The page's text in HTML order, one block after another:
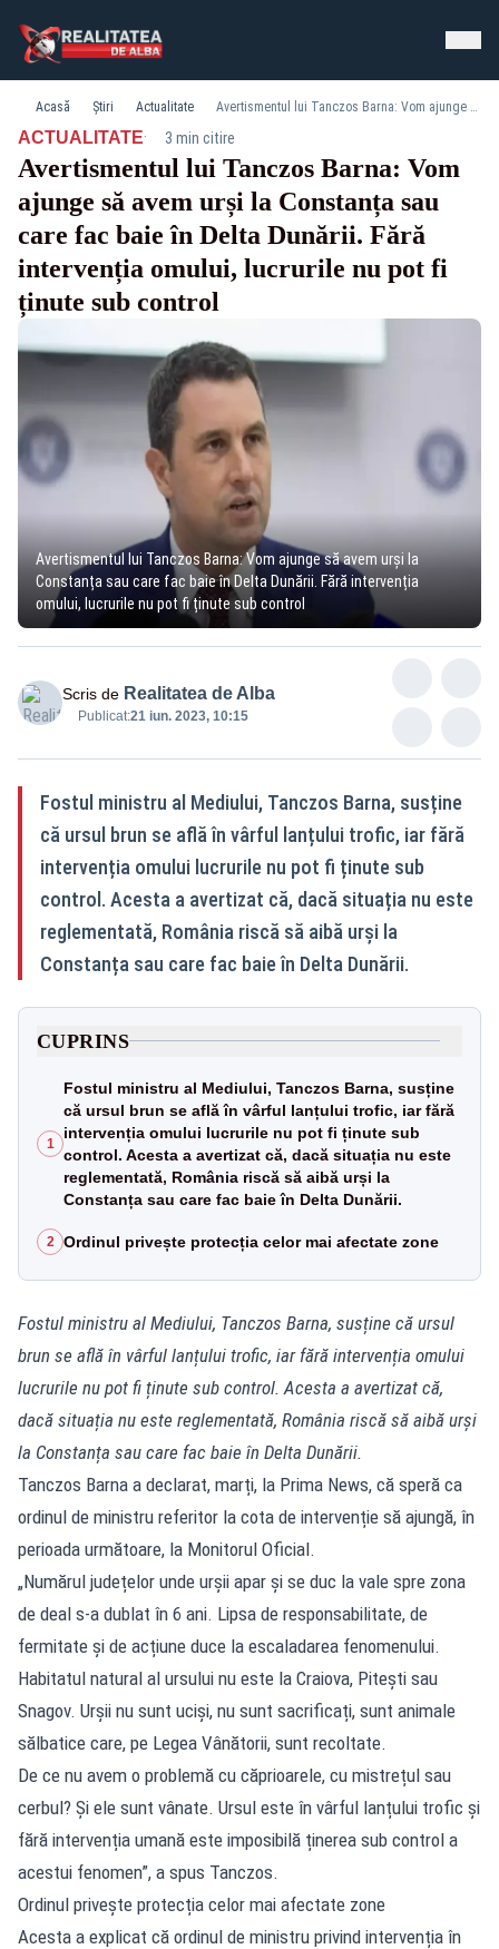
Acasă Știri Actualitate Avertismentul lui Tanczos Barna: Vom ajunge să avem urși la Constanța sau care fac baie în Delta Dunării. Fără intervenția omului, lucrurile nu pot fi ținute sub control
ACTUALITATE· 3 min citire
Avertismentul lui Tanczos Barna: Vom
ajunge să avem urși la Constanța sau
care fac baie în Delta Dunării. Fără
intervenția omului, lucrurile nu pot fi
ținute sub control
Avertismentul lui Tanczos Barna: Vom ajunge să avem urși la
Constanța sau care fac baie în Delta Dunării. Fără intervenția
omului, lucrurile nu pot fi ținute sub control
Scris de Realitatea de Alba
Publicat:21 iun. 2023, 10:15
Fostul ministru al Mediului, Tanczos Barna, susține
că ursul brun se află în vârful lanțului trofic, iar fără
intervenția omului lucrurile nu pot fi ținute sub
control. Acesta a avertizat că, dacă situația nu este
reglementată, România riscă să aibă urși la
Constanța sau care fac baie în Delta Dunării.
CUPRINS
1
Fostul ministru al Mediului, Tanczos Barna, susține
că ursul brun se află în vârful lanțului trofic, iar fără
intervenția omului lucrurile nu pot fi ținute sub
control. Acesta a avertizat că, dacă situația nu este
reglementată, România riscă să aibă urși la
Constanța sau care fac baie în Delta Dunării.
2 Ordinul privește protecția celor mai afectate zone
Fostul ministru al Mediului, Tanczos Barna, susține că ursul
brun se află în vârful lanțului trofic, iar fără intervenția omului
lucrurile nu pot fi ținute sub control. Acesta a avertizat că,
dacă situația nu este reglementată, România riscă să aibă urși
la Constanța sau care fac baie în Delta Dunării.
Tanczos Barna a declarat, marți, la Prima News, că speră ca
ordinul de ministru referitor la cota de intervenție să ajungă, în
perioada următoare, la Monitorul Oficial.
„Numărul județelor unde urșii apar și se duc la vale spre zona
de deal s-a dublat în 6 ani. Lipsa de responsabilitate, de
fermitate și de acțiune duce la escaladarea fenomenului.
Habitatul natural al ursului nu este la Craiova, Pitești sau
Snagov. Urșii nu sunt uciși, nu sunt sacrificați, sunt animale
sălbatice care, pe Legea Vânătorii, sunt recoltate.
De ce nu avem o problemă cu căprioarele, cu mistrețul sau
cerbul? Și ele sunt vânate. Ursul este în vârful lanțului trofic și
fără intervenția umană este imposibilă ținerea sub control a
acestui fenomen”, a spus Tanczos.
Ordinul privește protecția celor mai afectate zone
Acesta a explicat că ordinul de ministru privind intervenția în